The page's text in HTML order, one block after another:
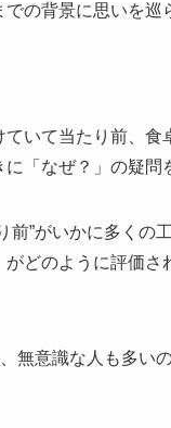
の背景に思いを巡
いて当たり前、食
「なぜ？」の疑問
”がいかに多くの
どのように評価さ
無意識な人も多い